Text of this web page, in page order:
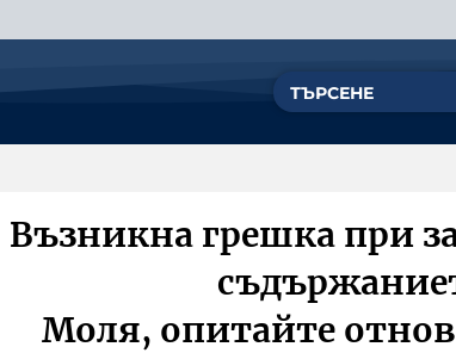
Възникна грешка при
Моля, опитайте